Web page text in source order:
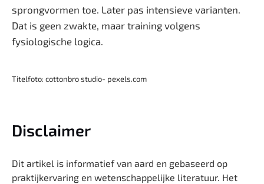
sprongvormen toe. Later pas intensieve varianten.
Dat is geen zwakte, maar training volgens
fysiologische logica.
Titelfoto: cottonbro studio- pexels.com
Disclaimer
Dit artikel is informatief van aard en gebaseerd op
praktijkervaring en wetenschappelijke literatuur. Het